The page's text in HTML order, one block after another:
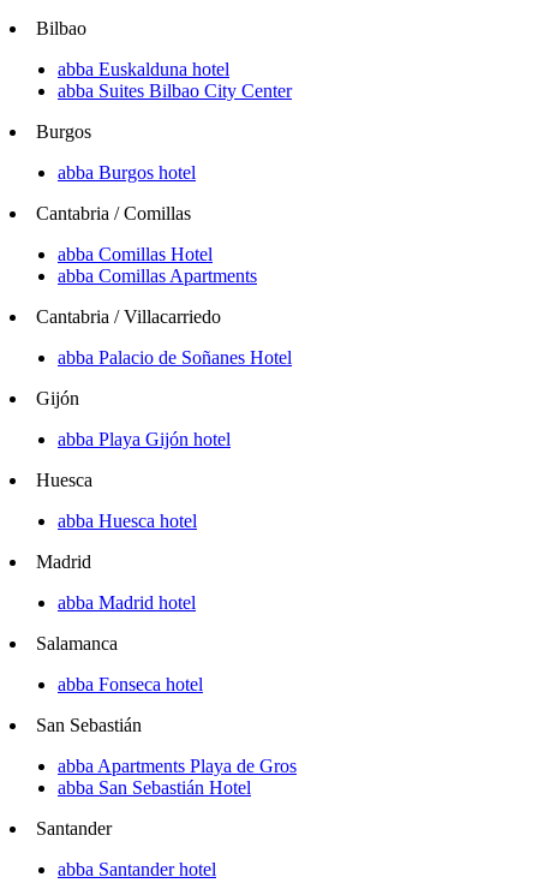
Bilbao
abba Euskalduna hotel
abba Suites Bilbao City Center
Burgos
abba Burgos hotel
Cantabria / Comillas
abba Comillas Hotel
abba Comillas Apartments
Cantabria / Villacarriedo
abba Palacio de Soñanes Hotel
Gijón
abba Playa Gijón hotel
Huesca
abba Huesca hotel
Madrid
abba Madrid hotel
Salamanca
abba Fonseca hotel
San Sebastián
abba Apartments Playa de Gros
abba San Sebastián Hotel
Santander
abba Santander hotel